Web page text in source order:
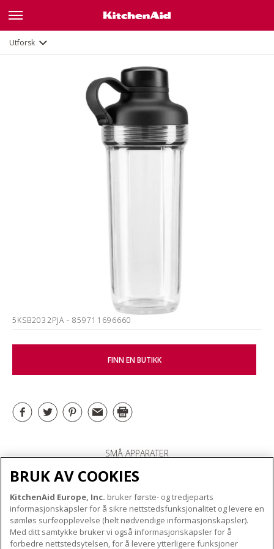
Utforsk
5KSB2032PJA - 859711696660
FINN EN BUTIKK
SMÅ APPARATER
OM KITCHENAID
Merkets kjerne
Merkehistorie
VÅRE PRODUKTER
BRUK AV COOKIES
KitchenAid Europe, Inc. bruker første- og tredjeparts
informasjonskapsler for å sikre nettstedsfunksjonalitet og levere en
sømløs surfeopplevelse (helt nødvendige informasjonskapsler).
Med ditt samtykke bruker vi også informasjonskapsler for å
forbedre nettstedsytelsen, for å levere ytterligere funksjoner